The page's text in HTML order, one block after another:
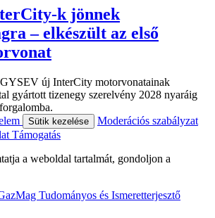
k jönnek
– elkészült az első
új InterCity motorvonatainak
gyártott tizenegy szerelvény 2028 nyaráig
Sütik kezelése
Moderációs szabályzat
Támogatás
a weboldal tartalmát, gondoljon a
Tudományos és Ismeretterjesztő